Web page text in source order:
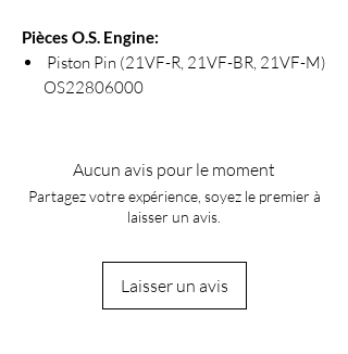
Pièces O.S. Engine:
Piston Pin (21VF-R, 21VF-BR, 21VF-M)
OS22806000
Aucun avis pour le moment
Partagez votre expérience, soyez le premier à
laisser un avis.
Laisser un avis